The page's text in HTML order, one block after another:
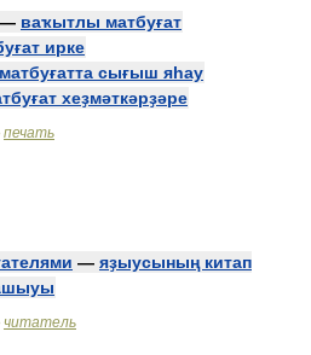
— ваҡытлы матбуғат
ирке
матбуғатта сығыш яһау
хеҙмәткәрҙәре
печать
— яҙыусының китап
читатель